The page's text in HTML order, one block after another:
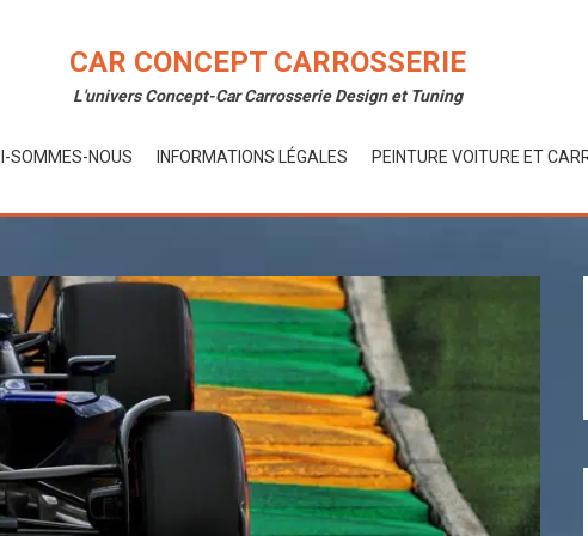
CAR CONCEPT CARROSSERIE
L'univers Concept-Car Carrosserie Design et Tuning
SOMMES-NOUS INFORMATIONS LÉGALES PEINTURE VOITURE ET